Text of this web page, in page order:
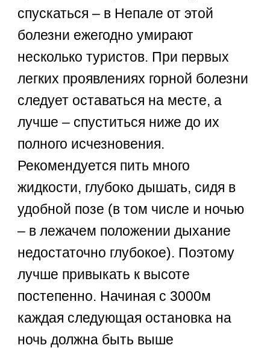
спускаться – в Непале от этой
болезни ежегодно умирают
несколько туристов. При первых
легких проявлениях горной болезни
следует оставаться на месте, а
лучше – спуститься ниже до их
полного исчезновения.
Рекомендуется пить много
жидкости, глубоко дышать, сидя в
удобной позе (в том числе и ночью
– в лежачем положении дыхание
недостаточно глубокое). Поэтому
лучше привыкать к высоте
постепенно. Начиная с 3000м
каждая следующая остановка на
ночь должна быть выше